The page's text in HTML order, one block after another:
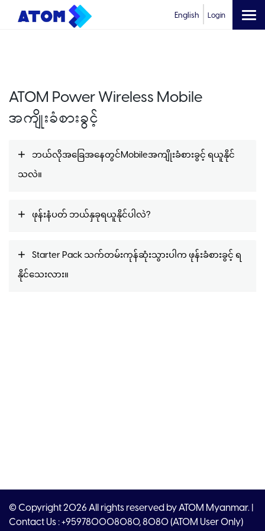
English Login
ATOM Power Wireless Mobile
အကျိုးခံစားခွင့်
ဘယ်လိုအခြေအနေတွင်Mobileအကျိုးခံစားခွင့် ရယူနိုင်
သလဲ။
ဖုန်းနံပတ် ဘယ်နှခုရယူနိုင်ပါလဲ?
Starter Pack သက်တမ်းကုန်ဆုံးသွားပါက ဖုန်းခံစားခွင့် ရ
နိုင်သေးလား။
© Copyright 2026 All rights reserved by ATOM Myanmar. |
Contact Us : +959780008080, 8080 (ATOM User Only)